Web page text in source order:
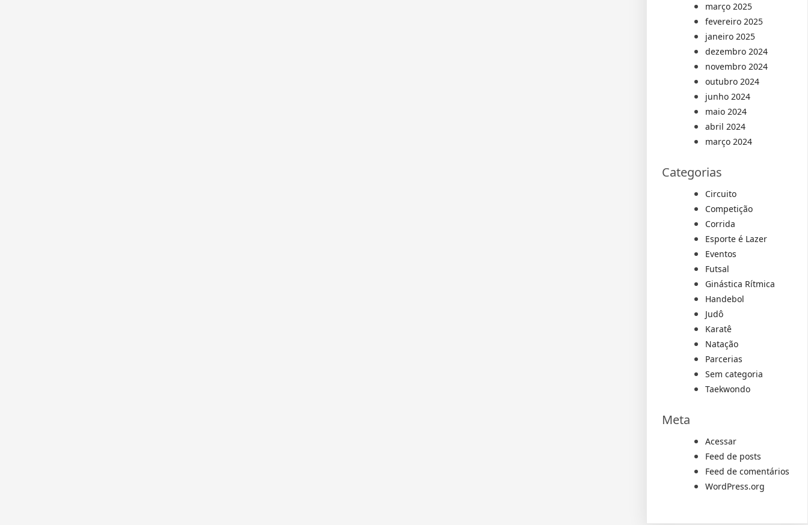
março 2025
fevereiro 2025
janeiro 2025
dezembro 2024
novembro 2024
outubro 2024
junho 2024
maio 2024
abril 2024
março 2024
Categorias
Circuito
Competição
Corrida
Esporte é Lazer
Eventos
Futsal
Ginástica Rítmica
Handebol
Judô
Karatê
Natação
Parcerias
Sem categoria
Taekwondo
Meta
Acessar
Feed de posts
Feed de comentários
WordPress.org